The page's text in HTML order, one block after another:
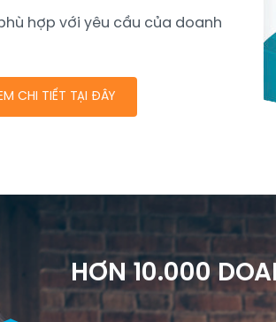
hợp với yêu cầu của doanh
CHI TIẾT TẠI ĐÂY
HƠN 10.000